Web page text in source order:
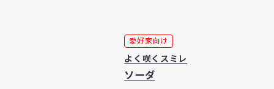
愛好家向け
よく咲くスミレ
ソーダ